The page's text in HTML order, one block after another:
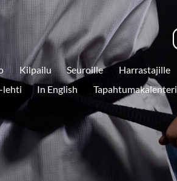
Kilpailu Seuroille
Harrastajille
lehti In English Tapahtumakalenteri